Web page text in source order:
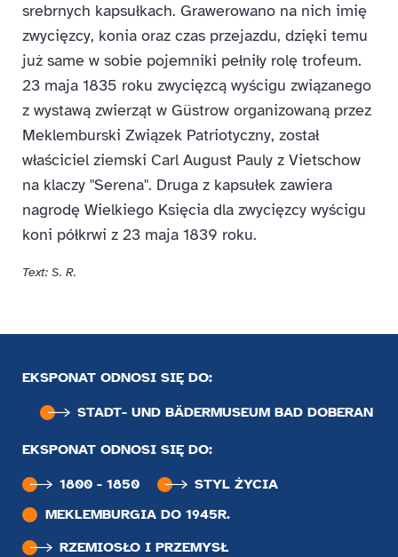
srebrnych kapsułkach. Grawerowano na nich imię
zwycięzcy, konia oraz czas przejazdu, dzięki temu
już same w sobie pojemniki pełniły rolę trofeum.
23 maja 1835 roku zwycięzcą wyścigu związanego
z wystawą zwierząt w Güstrow organizowaną przez
Meklemburski Związek Patriotyczny, został
właściciel ziemski Carl August Pauly z Vietschow
na klaczy "Serena". Druga z kapsułek zawiera
nagrodę Wielkiego Księcia dla zwycięzcy wyścigu
koni półkrwi z 23 maja 1839 roku.
Text: S. R.
EKSPONAT ODNOSI SIĘ DO:
STADT- UND BÄDER­MUSEUM BAD DOBERAN
EKSPONAT ODNOSI SIĘ DO:
1800 - 1850
STYL ŻYCIA
MEKLEMBURGIA DO 1945R.
RZEMIOSŁO I PRZEMYSŁ